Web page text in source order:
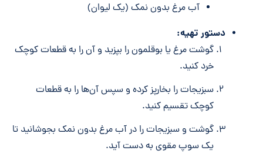
آب مرغ بدون نمک (یک لیوان)
دستور تهیه:
گوشت مرغ یا بوقلمون را بپزید و آن را به قطعات کوچک
خرد کنید.
سبزیجات را بخارپز کرده و سپس آن‌ها را به قطعات
کوچک تقسیم کنید.
گوشت و سبزیجات را در آب مرغ بدون نمک بجوشانید تا
یک سوپ مقوی به دست آید.